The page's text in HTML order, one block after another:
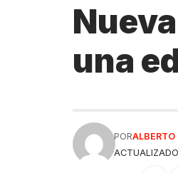
una
PORALBERTO